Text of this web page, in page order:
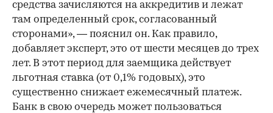
средства зачисляются на аккредитив и лежат
там определенный срок, согласованный
сторонами», — пояснил он. Как правило,
добавляет эксперт, это от шести месяцев до трех
лет. В этот период для заемщика действует
льготная ставка (от 0,1% годовых), это
существенно снижает ежемесячный платеж.
Банк в свою очередь может пользоваться